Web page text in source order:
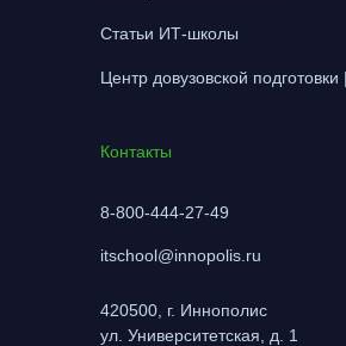
Статьи ИТ-школы
Центр довузовской подготовки
Контакты
8-800-444-27-49
itschool@innopolis.ru
420500, г. Иннополис
ул. Университетская, д. 1